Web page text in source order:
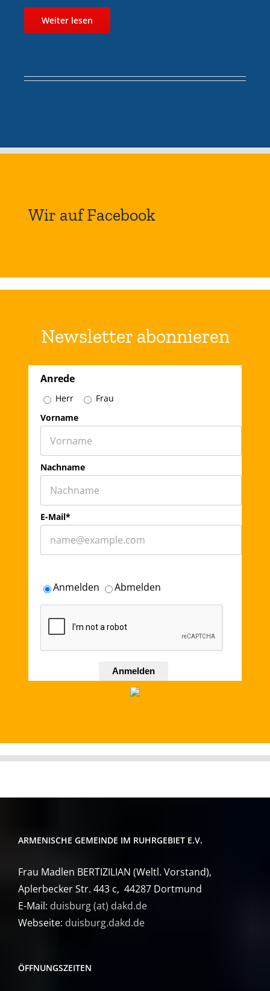
Weiter lesen
Wir auf Facebook
Newsletter abonnieren
Anrede
Herr
Frau
Vorname
Nachname
E-Mail*
Anmelden Abmelden
Anmelden
ARMENISCHE GEMEINDE IM RUHRGEBIET E.V.
Frau Madlen BERTIZILIAN (Weltl. Vorstand),
Aplerbecker Str. 443 c, 44287 Dortmund
E-Mail: duisburg (at) dakd.de
Webseite: duisburg.dakd.de
ÖFFNUNGSZEITEN